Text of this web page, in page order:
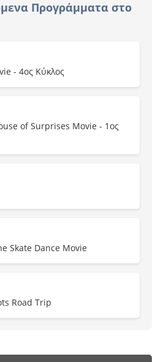
Προγράμματα στο
- 4ος Κύκλος
of Surprises Movie - 1ος
Skate Dance Movie
Road Trip